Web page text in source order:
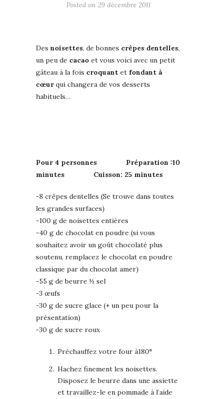
Posted on 29 décembre 2011
Des noisettes, de bonnes crêpes dentelles,
un peu de cacao et vous voici avec un petit
gâteau à la fois croquant et fondant à
cœurqui changera de vos desserts
habituels…
Pour 4 personnes Préparation :10
minutes Cuisson: 25 minutes
-8 crêpes dentelles (Se trouve dans toutes
les grandes surfaces)
-100 g de noisettes entières
-40 g de chocolat en poudre (si vous
souhaitez avoir un goût chocolaté plus
soutenu, remplacez le chocolat en poudre
classique par du chocolat amer)
-55 g de beurre ½ sel
-3 œufs
-30 g de sucre glace (+ un peu pour la
présentation)
-30 g de sucre roux
Préchauffez votre four à180°
Hachez finement les noisettes.
Disposez le beurre dans une assiette
et travaillez-le en pommade à l’aide